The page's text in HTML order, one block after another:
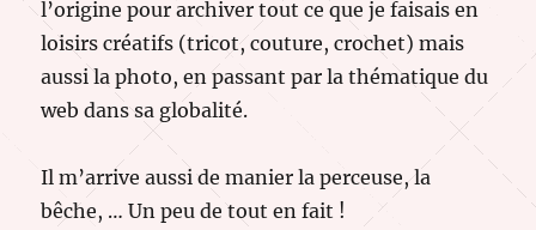
l’origine pour archiver tout ce que je faisais en
loisirs créatifs (tricot, couture, crochet) mais
aussi la photo, en passant par la thématique du
web dans sa globalité.
Il m’arrive aussi de manier la perceuse, la
bêche, … Un peu de tout en fait !